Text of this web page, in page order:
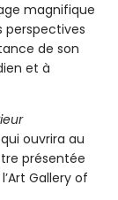
magnifique
perspectives
de son
et à
ouvrira au
présentée
Gallery of